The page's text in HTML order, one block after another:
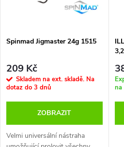
Spinmad Jigmaster 24g 1515
209 Kč
Skladem na ext. skladě. Na
dotaz do 3 dnů
ZOBRAZIT
Velmi universální nástraha
na